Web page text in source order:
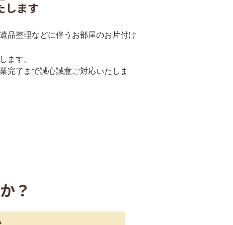
します
品整理などに伴うお部屋のお片付け
ます。
完了まで誠心誠意ご対応いたしま
？